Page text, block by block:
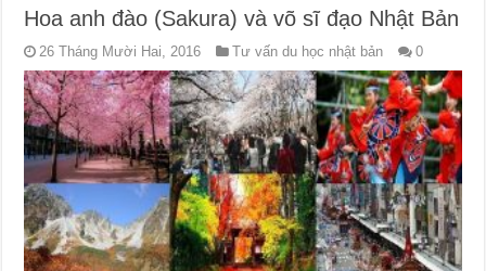
Hoa anh đào (Sakura) và võ sĩ đạo Nhật Bản
26 Tháng Mười Hai, 2016 Tư vấn du học nhật bản 0